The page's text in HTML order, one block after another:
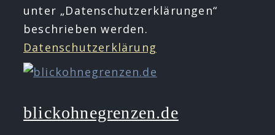
unter „Datenschutzerklärungen“
beschrieben werden.
Datenschutzerklärung
blickohnegrenzen.de